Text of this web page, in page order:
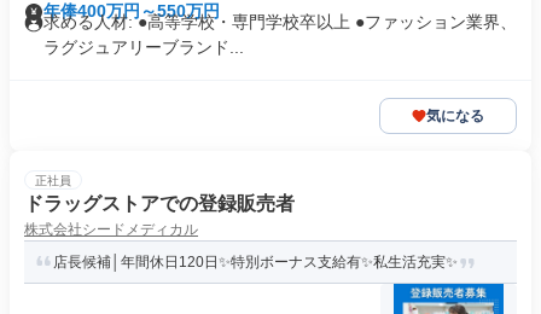
年俸400万円～550万円
求める人材: ●高等学校・専門学校卒以上 ●ファッション業界、
ラグジュアリーブランド...
気になる
正社員
ドラッグストアでの登録販売者
株式会社シードメディカル
店長候補│年間休日120日✨特別ボーナス支給有✨私生活充実✨